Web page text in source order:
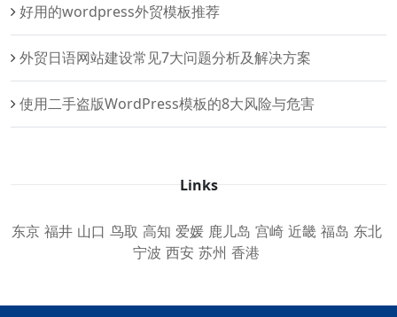
好用的wordpress外贸模板推荐
外贸日语网站建设常见7大问题分析及解决方案
使用二手盗版WordPress模板的8大风险与危害
Links
东京 福井 山口 鸟取 高知 爱媛 鹿儿岛 宫崎 近畿 福岛 东北
宁波 西安 苏州 香港